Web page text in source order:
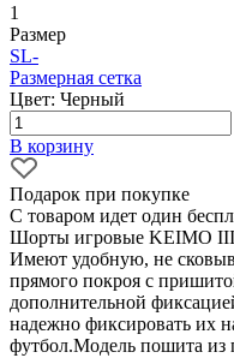
1
Размер
SL-
Размерная сетка
Цвет: Черный
В корзину
Подарок при покупке
С товаром идет один
Шорты игровые KEIMO
Имеют удобную, не
прямого покроя с
дополнительной
надежно фиксировать их
футбол.Модель пошита из